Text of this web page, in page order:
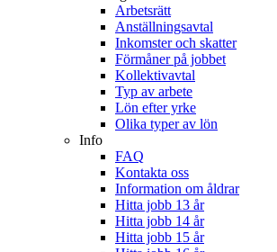
Arbetsrätt
Anställningsavtal
Inkomster och skatter
Förmåner på jobbet
Kollektivavtal
Typ av arbete
Lön efter yrke
Olika typer av lön
Info
FAQ
Kontakta oss
Information om åldrar
Hitta jobb 13 år
Hitta jobb 14 år
Hitta jobb 15 år